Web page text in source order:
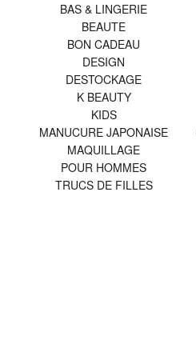
BAS & LINGERIE
BEAUTE
BON CADEAU
DESIGN
DESTOCKAGE
K BEAUTY
KIDS
MANUCURE JAPONAISE
MAQUILLAGE
POUR HOMMES
TRUCS DE FILLES